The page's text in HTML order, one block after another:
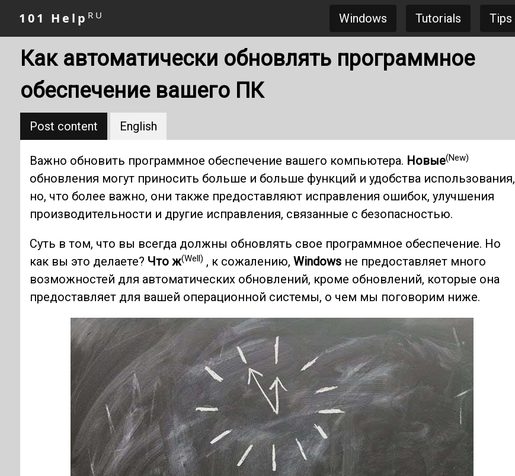
101 Help RU Windows Tutorials Tips
Как автоматически обновлять программное
обеспечение вашего ПК
Post content English
Важно обновить программное обеспечение вашего компьютера. Новые(New)
обновления могут приносить больше и больше функций и удобства использования,
но, что более важно, они также предоставляют исправления ошибок, улучшения
производительности и другие исправления, связанные с безопасностью.
Суть в том, что вы всегда должны обновлять свое программное обеспечение. Но
как вы это делаете? Что ж(Well) , к сожалению, Windowsне предоставляет много
возможностей для автоматических обновлений, кроме обновлений, которые она
предоставляет для вашей операционной системы, о чем мы поговорим ниже.